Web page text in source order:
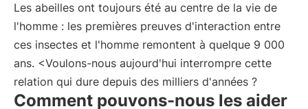
Les abeilles ont toujours été au centre de la vie de
l'homme : les premières preuves d'interaction entre
ces insectes et l'homme remontent à quelque 9 000
ans. <Voulons-nous aujourd'hui interrompre cette
relation qui dure depuis des milliers d'années ?
Comment pouvons-nous les aider